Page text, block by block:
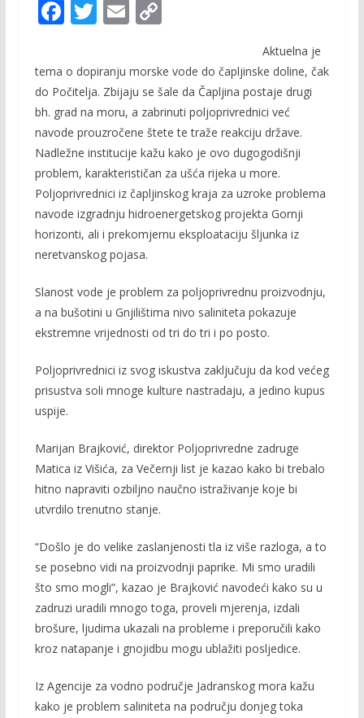
F
e
b
o
o
k
T
itt
er
E
ai
l
C
p
y
Li
n
k
Aktuelna je
tema o dopiranju morske vode do čapljinske doline, čak
do Počitelja. Zbijaju se šale da Čapljina postaje drugi
bh. grad na moru, a zabrinuti poljoprivrednici već
navode prouzročene štete te traže reakciju države.
Nadležne institucije kažu kako je ovo dugogodišnji
problem, karakterističan za ušća rijeka u more.
Poljoprivrednici iz čapljinskog kraja za uzroke problema
navode izgradnju hidroenergetskog projekta Gornji
horizonti, ali i prekomjernu eksploataciju šljunka iz
neretvanskog pojasa.
Slanost vode je problem za poljoprivrednu proizvodnju,
a na bušotini u Gnjilištima nivo saliniteta pokazuje
ekstremne vrijednosti od tri do tri i po posto.
Poljoprivrednici iz svog iskustva zaključuju da kod većeg
prisustva soli mnoge kulture nastradaju, a jedino kupus
uspije.
Marijan Brajković, direktor Poljoprivredne zadruge
Matica iz Višića, za Večernji list je kazao kako bi trebalo
hitno napraviti ozbiljno naučno istraživanje koje bi
utvrdilo trenutno stanje.
“Došlo je do velike zaslanjenosti tla iz više razloga, a to
se posebno vidi na proizvodnji paprike. Mi smo uradili
što smo mogli”, kazao je Brajković navodeći kako su u
zadruzi uradili mnogo toga, proveli mjerenja, izdali
brošure, ljudima ukazali na probleme i preporučili kako
kroz natapanje i gnojidbu mogu ublažiti posljedice.
Iz Agencije za vodno područje Jadranskog mora kažu
kako je problem saliniteta na području donjeg toka